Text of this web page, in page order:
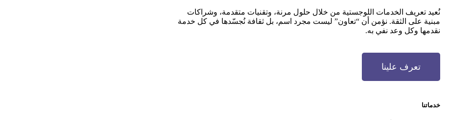
نُعيد تعريف الخدمات اللوجستية من خلال حلول مرنة، وتقنيات متقدمة، وشراكات
مبنية على الثقة. نؤمن أن “تعاون” ليست مجرد اسم، بل ثقافة نُجسّدها في كل خدمة
نقدمها وكل وعد نفي به.
تعرف علينا
خدماتنا